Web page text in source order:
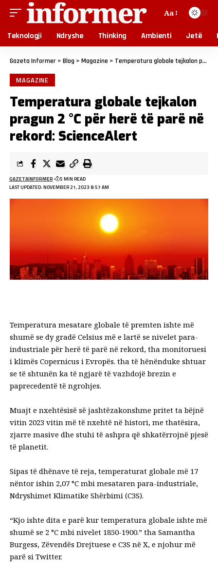
Aa
Teknologji Ndryshe Thinking Ambienti Jetë
Gazeta Informer > Blog > Magazine > Temperatura globale tejkalon pragun 2 °C për herë të parë në rekord: ScienceAlert
MAGAZINE
Temperatura globale tejkalon
pragun 2 °C për herë të parë në
rekord: ScienceAlert
LAST UPDATED: NOVEMBER 21, 2023 8:57 AM
GAZETAINFORMER 5 MIN READ
Temperatura mesatare globale të premten ishte më
shumë se dy gradë Celsius më e lartë se nivelet para-
industriale për herë të parë në rekord, tha monitoruesi
i klimës Copernicus i Evropës. tha të hënënduke shtuar
se të shtunën ka të ngjarë të vazhdojë brezin e
paprecedentë të ngrohjes.
Muajt ​​e nxehtësisë së jashtëzakonshme pritet ta bëjnë
vitin 2023 vitin më të nxehtë në histori, me thatësira,
zjarre masive dhe stuhi të ashpra që shkatërrojnë pjesë
të planetit.
Sipas të dhënave të reja, temperaturat globale më 17
nëntor ishin 2,07 °C mbi mesataren para-industriale,
Ndryshimet Klimatike Shërbimi (C3S).
“Kjo ishte dita e parë kur temperatura globale ishte më
shumë se 2 °C mbi nivelet 1850-1900.” tha Samantha
Burgess, Zëvendës Drejtuese e C3S në X, e njohur më
parë si Twitter.